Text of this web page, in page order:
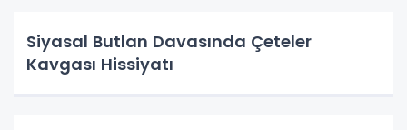
Siyasal Butlan Davasında Çeteler
Kavgası Hissiyatı